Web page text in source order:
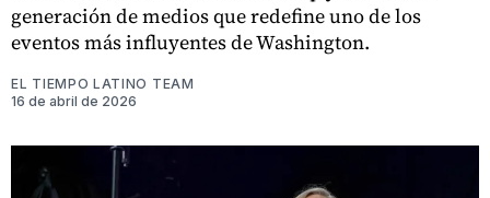
generación de medios que redefine uno de los
eventos más influyentes de Washington.
EL TIEMPO LATINO TEAM
16 de abril de 2026